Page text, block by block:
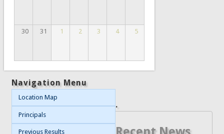
30 31 1 2 3 4 5
Navigation Menu
Location Map
Principals
Previous Results
.